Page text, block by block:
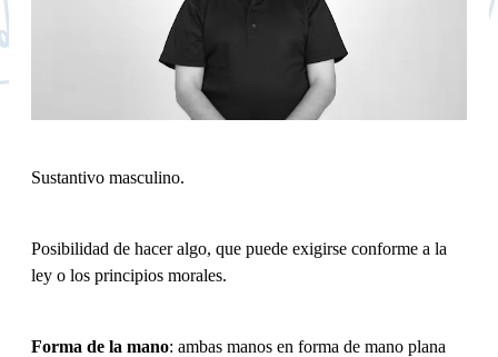
Sustantivo masculino.
Posibilidad de hacer algo, que puede exigirse conforme a la
ley o los principios morales.
Forma de la mano: ambas manos en forma de mano plana